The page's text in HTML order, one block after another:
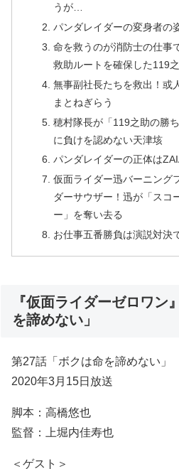
うが…
パンダレイダーの変身者の
命を救うのが消防士の仕事
救助ルートを確保した119
無事副社長たちを救出！或
まとねぎらう
穂村隊長が「119之助の勝
に負けを認めない天津垓
パンダレイダーの正体は
仮面ライダー迅バーニング
ダーサウザー！迅が「スコ
ー」を奪い去る
お仕事五番勝負は演説対決
『仮面ライダーゼロワン
を諦めない」
第27話「ボクは命を諦めない」
2020年3月15日放送
脚本：高橋悠也
監督：上堀内佳寿也
＜ゲスト＞